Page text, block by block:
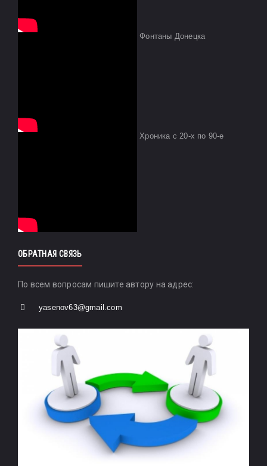
Фонтаны Донецка
Хроника с 20-х по 90-е
ОБРАТНАЯ СВЯЗЬ
По всем вопросам пишите автору на адрес:
yasenov63@gmail.com